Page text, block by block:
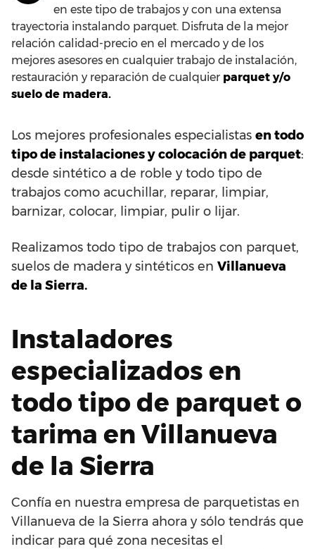
en este tipo de trabajos y con una extensa
trayectoria instalando parquet. Disfruta de la mejor
relación calidad-precio en el mercado y de los
mejores asesores en cualquier trabajo de instalación,
restauración y reparación de cualquier parquet y/o
suelo de madera.
Los mejores profesionales especialistas en todo
tipo de instalaciones y colocación de parquet:
desde sintético a de roble y todo tipo de
trabajos como acuchillar, reparar, limpiar,
barnizar, colocar, limpiar, pulir o lijar.
Realizamos todo tipo de trabajos con parquet,
suelos de madera y sintéticos en Villanueva
de la Sierra.
Instaladores
especializados en
todo tipo de parquet o
tarima en Villanueva
de la Sierra
Confía en nuestra empresa de parquetistas en
Villanueva de la Sierra ahora y sólo tendrás que
indicar para qué zona necesitas el